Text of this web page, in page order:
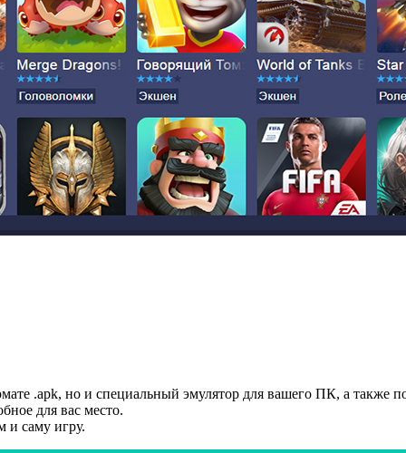
.apk, но и специальный эмулятор для вашего ПК, а также
для вас место.
и саму игру.